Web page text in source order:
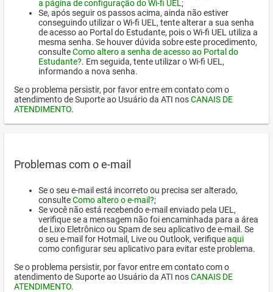
a página de configuração do Wi-fi UEL ;
Se, após seguir os passos acima, ainda não estiver
conseguindo utilizar o Wi-fi UEL, tente alterar a sua senha
de acesso ao Portal do Estudante, pois o Wi-fi UEL utiliza a
mesma senha. Se houver dúvida sobre este procedimento,
consulteComo altero a senha de acesso ao Portal do
Estudante?. Em seguida, tente utilizar o Wi-fi UEL,
informando a nova senha.
Se o problema persistir, por favor entre em contato com o
atendimento de Suporte ao Usuário da ATI nosCANAIS DE
ATENDIMENTO.
Problemas com o e-mail
Se o seu e-mail está incorreto ou precisa ser alterado,
consulteComo altero o e-mail?;
Se você não está recebendo e-mail enviado pela UEL,
verifique se a mensagem não foi encaminhada para a área
de Lixo Eletrônico ou Spam de seu aplicativo de e-mail. Se
o seu e-mail for Hotmail, Live ou Outlook, verifiqueaqui
como configurar seu aplicativo para evitar este problema.
Se o problema persistir, por favor entre em contato com o
atendimento de Suporte ao Usuário da ATI nosCANAIS DE
ATENDIMENTO.